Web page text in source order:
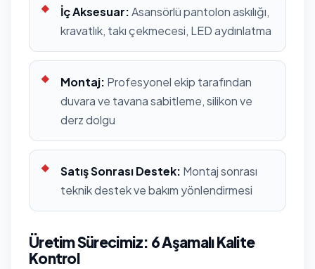
İç Aksesuar:Asansörlü pantolon askılığı,
kravatlık, takı çekmecesi, LED aydınlatma
Montaj: Profesyonel ekip tarafından
duvara ve tavana sabitleme, silikon ve
derz dolgu
Satış Sonrası Destek: Montaj sonrası
teknik destek ve bakım yönlendirmesi
Üretim Sürecimiz: 6 Aşamalı Kalite
Kontrol